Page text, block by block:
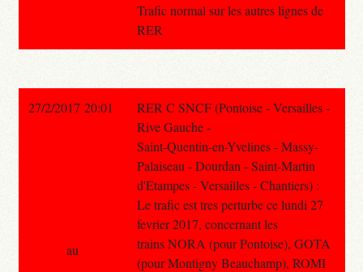
Trafic normal sur les autres lignes de
RER
27/2/2017 20:01
RER C SNCF (Pontoise - Versailles -
Rive Gauche -
Saint-Quentin-en-Yvelines - Massy-
Palaiseau - Dourdan - Saint-Martin
d'Etampes - Versailles - Chantiers) :
Le trafic est tres perturbe ce lundi 27
fevrier 2017, concernant les
trains NORA (pour Pontoise), GOTA
(pour Montigny Beauchamp), ROMI
au